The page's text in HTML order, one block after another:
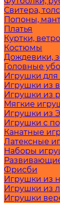
Свитера,
Попоны,
Платья
Куртки,
Костюмы
Дождевики,
Головные
Игрушки для
Игрушки из
Игрушки из
Мягкие
Игрушки из
Игрушки с
Канатные
Латексные
Наборы
Фрисби
Игрушки из
Игрушки из
Игрушки